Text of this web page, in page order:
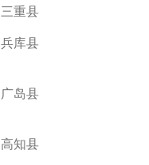
三重县
兵库县
广岛县
高知县